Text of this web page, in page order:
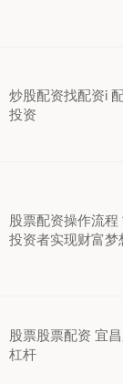
炒股配资找配资i
投资
股票配资操作流
投资者实现财富梦
股票股票配资 宜
杠杆